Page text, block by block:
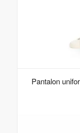
Pantalon